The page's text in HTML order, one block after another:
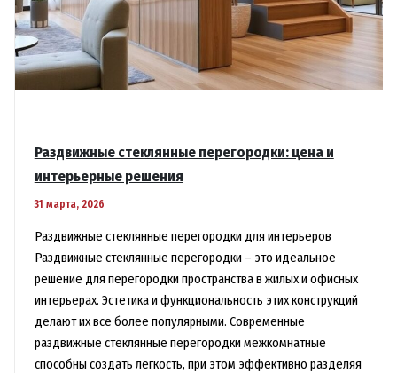
Раздвижные стеклянные перегородки: цена и
интерьерные решения
31 марта, 2026
Раздвижные стеклянные перегородки для интерьеров
Раздвижные стеклянные перегородки – это идеальное
решение для перегородки пространства в жилых и офисных
интерьерах. Эстетика и функциональность этих конструкций
делают их все более популярными. Современные
раздвижные стеклянные перегородки межкомнатные
способны создать легкость, при этом эффективно разделяя